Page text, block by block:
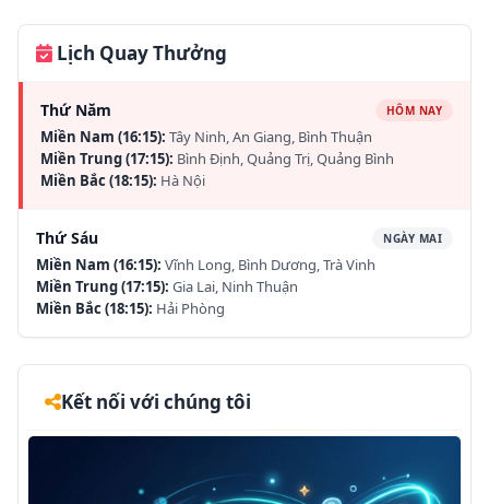
Lịch Quay Thưởng
Thứ Năm HÔM NAY
Miền Nam (16:15): Tây Ninh, An Giang, Bình Thuận
Miền Trung (17:15): Bình Định, Quảng Trị, Quảng Bình
Miền Bắc (18:15): Hà Nội
Thứ Sáu NGÀY MAI
Miền Nam (16:15): Vĩnh Long, Bình Dương, Trà Vinh
Miền Trung (17:15): Gia Lai, Ninh Thuận
Miền Bắc (18:15): Hải Phòng
Kết nối với chúng tôi